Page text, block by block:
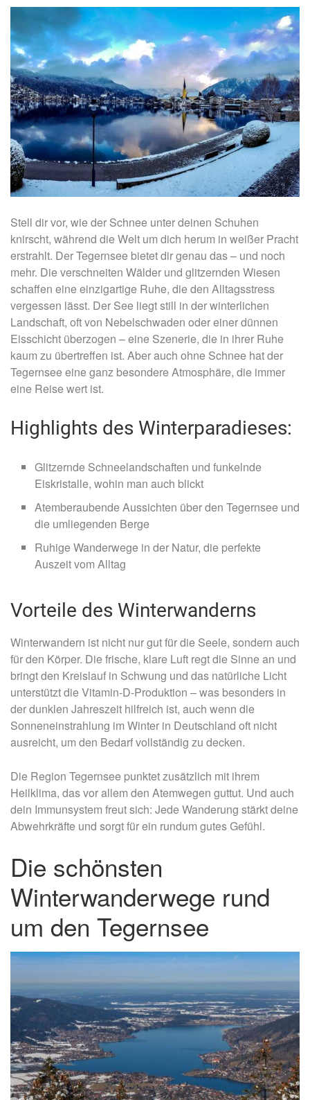
Stell dir vor, wie der Schnee unter deinen Schuhen
knirscht, während die Welt um dich herum in weißer Pracht
erstrahlt. Der Tegernsee bietet dir genau das – und noch
mehr. Die verschneiten Wälder und glitzernden Wiesen
schaffen eine einzigartige Ruhe, die den Alltagsstress
vergessen lässt. Der See liegt still in der winterlichen
Landschaft, oft von Nebelschwaden oder einer dünnen
Eisschicht überzogen – eine Szenerie, die in ihrer Ruhe
kaum zu übertreffen ist. Aber auch ohne Schnee hat der
Tegernsee eine ganz besondere Atmosphäre, die immer
eine Reise wert ist.
Highlights des Winterparadieses:
Glitzernde Schneelandschaften und funkelnde
Eiskristalle, wohin man auch blickt
Atemberaubende Aussichten über den Tegernsee und
die umliegenden Berge
Ruhige Wanderwege in der Natur, die perfekte
Auszeit vom Alltag
Vorteile des Winterwanderns
Winterwandern ist nicht nur gut für die Seele, sondern auch
für den Körper. Die frische, klare Luft regt die Sinne an und
bringt den Kreislauf in Schwung und das natürliche Licht
unterstützt die Vitamin-D-Produktion – was besonders in
der dunklen Jahreszeit hilfreich ist, auch wenn die
Sonneneinstrahlung im Winter in Deutschland oft nicht
ausreicht, um den Bedarf vollständig zu decken.
Die Region Tegernsee punktet zusätzlich mit ihrem
Heilklima, das vor allem den Atemwegen guttut. Und auch
dein Immunsystem freut sich: Jede Wanderung stärkt deine
Abwehrkräfte und sorgt für ein rundum gutes Gefühl.
Die schönsten
Winterwanderwege rund
um den Tegernsee